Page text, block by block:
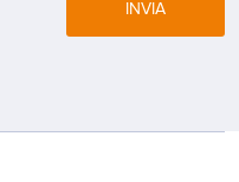
INVIA